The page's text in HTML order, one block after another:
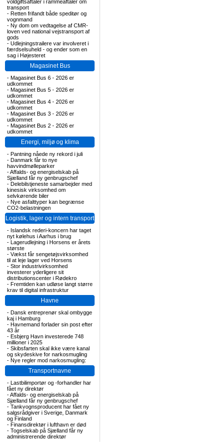
voldgiftsaftaler i rammeaftaler om
transport
- Retten frifandt både speditør og
vognmand
- Ny dom om vedtagelse af CMR-
loven ved national vejstransport af
gods
- Udlejningstrailere var involveret i
færdselsuheld - og ender som en
sag i Højesteret
Magasinet Bus
- Magasinet Bus 6 - 2026 er
udkommet
- Magasinet Bus 5 - 2026 er
udkommet
- Magasinet Bus 4 - 2026 er
udkommet
- Magasinet Bus 3 - 2026 er
udkommet
- Magasinet Bus 2 - 2026 er
udkommet
Energi, miljø og klima
- Pantning nåede ny rekord i juli
- Danmark får to nye
havvindmølleparker
-Affalds- og energiselskab på
Sjælland får ny genbrugschef
- Delebilstjeneste samarbejder med
kinesisk virksomhed om
selvkørende biler
- Nye asfalttyper kan begrænse
CO2-belastningen
Logistik, lager og intern transport
- Islandsk rederi-koncern har taget
nyt kølehus i Aarhus i brug
- Lagerudlejning i Horsens er årets
største
- Vækst får sengetøjsvirksomhed
til at leje lager ved Horsens
- Stor industrivirksomhed
investerer yderligere sit
distributionscenter i Rødekro
- Fremtiden kan udløse langt større
krav til digital infrastruktur
Havne
- Dansk entreprenør skal ombygge
kaj i Hamburg
- Havnemand forlader sin post efter
43 år
- Esbjerg Havn investerede 748
millioner i 2025
- Skibsfarten skal ikke være kanal
og skydeskive for narkosmugling
- Nye regler mod narkosmugling:
Transportnavne
- Lastbilimportør og -forhandler har
fået ny direktør
-Affalds- og energiselskab på
Sjælland får ny genbrugschef
- Tankvognsproducent har fået ny
salgsrådgiver i Sverige, Danmark
og Finland
- Finansdirektør i lufthavn er død
- Togselskab på Sjælland får ny
administrerende direktør